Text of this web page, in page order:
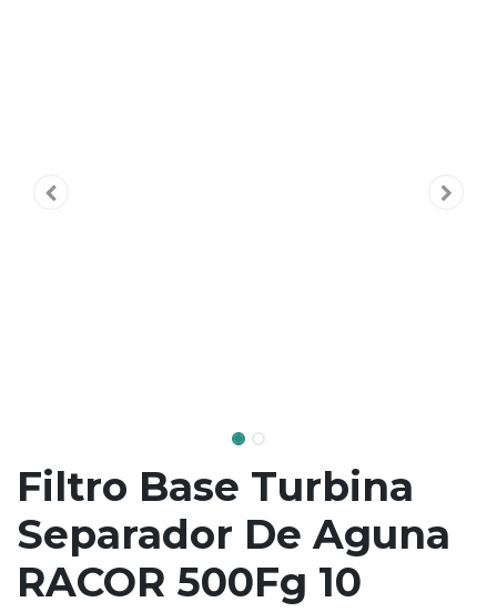
Filtro Base Turbina
Separador De Aguna
RACOR 500Fg 10